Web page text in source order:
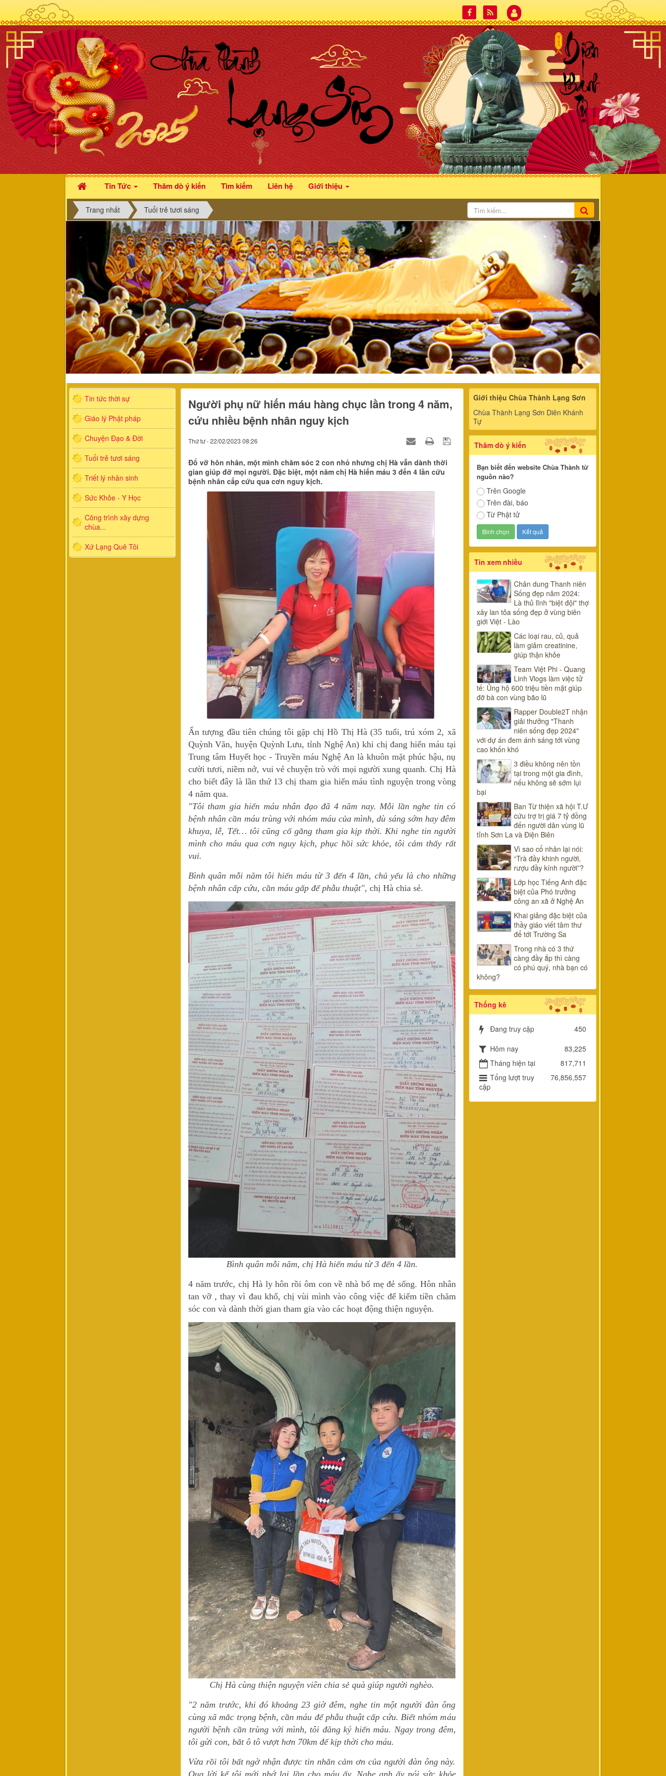
Tin Tức Thăm dò ý kiến Tìm kiếm Liên hệ Giới thiệu
Trang nhất Tuổi trẻ tươi sáng
Người phụ nữ hiến máu hàng chục lần trong 4 năm,
cứu nhiều bệnh nhân nguy kịch
Thứ tư - 22/02/2023 08:26
Đổ vỡ hôn nhân, một mình chăm sóc 2 con nhỏ nhưng chị Hà vẫn dành thời
gian giúp đỡ mọi người. Đặc biệt, một năm chị Hà hiến máu 3 đến 4 lần cứu
bệnh nhân cấp cứu qua cơn nguy kịch.
Ấn tượng đầu tiên chúng tôi gặp chị Hồ Thị Hà (35 tuổi, trú xóm 2, xã
Quỳnh Văn, huyện Quỳnh Lưu, tỉnh Nghệ An) khi chị đang hiến máu tại
Trung tâm Huyết học - Truyền máu Nghệ An là khuôn mặt phúc hậu, nụ
cười tươi, niềm nở, vui vẻ chuyện trò với mọi người xung quanh. Chị Hà
cho biết đây là lần thứ 13 chị tham gia hiến máu tình nguyện trong vòng
4 năm qua.
"Tôi tham gia hiến máu nhân đạo đã 4 năm nay. Mỗi lần nghe tin có
bệnh nhân cần máu trùng với nhóm máu của mình, dù sáng sớm hay đêm
khuya, lễ, Tết… tôi cũng cố gắng tham gia kịp thời. Khi nghe tin người
mình cho máu qua cơn nguy kịch, phục hồi sức khỏe, tôi cảm thấy rất
vui.
Bình quân mỗi năm tôi hiến máu từ 3 đến 4 lần, chủ yếu là cho những
bệnh nhân cấp cứu, cần máu gấp để phẫu thuật", chị Hà chia sẻ.
Bình quân mỗi năm, chị Hà hiến máu từ 3 đến 4 lần.
4 năm trước, chị Hà ly hôn rồi ôm con về nhà bố mẹ đẻ sống. Hôn nhân
tan vỡ , thay vì đau khổ, chị vùi mình vào công việc để kiếm tiền chăm
sóc con và dành thời gian tham gia vào các hoạt động thiện nguyện.
Chị Hà cùng thiện nguyện viên chia sẻ quà giúp người nghèo.
"2 năm trước, khi đó khoảng 23 giờ đêm, nghe tin một người đàn ông
cùng xã mắc trọng bệnh, cần máu để phẫu thuật cấp cứu. Biết nhóm máu
người bệnh cần trùng với mình, tôi đăng ký hiến máu. Ngay trong đêm,
tôi gửi con, bắt ô tô vượt hơn 70km để kịp thời cho máu.
Vừa rồi tôi bất ngờ nhận được tin nhắn cảm ơn của người đàn ông này.
Giới thiệu Chùa Thành Lạng Sơn
Chùa Thành Lạng Sơn Diên Khánh
Tự
Thăm dò ý kiến
Bạn biết đến website Chùa Thành từ
nguồn nào?
Trên Google
Trên đài, báo
Từ Phật tử
Tin xem nhiều
Chân dung Thanh niên
Sống đẹp năm 2024:
Là thủ lĩnh "biệt đội" thợ
xây lan tỏa sống đẹp ở vùng biên
giới Việt - Lào
Các loại rau, củ, quả
làm giảm creatinine,
giúp thận khỏe
Team Việt Phi - Quang
Linh Vlogs làm việc tử
tế: Ủng hộ 600 triệu tiền mặt giúp
đỡ bà con vùng bão lũ
Rapper Double2T nhận
giải thưởng "Thanh
niên sống đẹp 2024"
với dự án đem ánh sáng tới vùng
cao khốn khó
3 điều không nên tồn
tại trong một gia đình,
nếu không sẽ sớm lụi
bại
Ban Từ thiện xã hội T.Ư
cứu trợ trị giá 7 tỷ đồng
đến người dân vùng lũ
tỉnh Sơn La và Điện Biên
Vì sao cổ nhân lại nói:
“Trà đầy khinh người,
rượu đầy kính người”?
Lớp học Tiếng Anh đặc
biệt của Phó trưởng
công an xã ở Nghệ An
Khai giảng đặc biệt của
thầy giáo viết tâm thư
để tới Trường Sa
Trong nhà có 3 thứ
càng đầy ắp thì càng
có phú quý, nhà bạn có
không?
Thống kê
Đang truy cập
450
Hôm nay
83,225
Tháng hiện tại
817,711
Tổng lượt truy
cập
76,856,557
Tin tức thời sự
Giáo lý Phật pháp
Chuyện Đạo & Đời
Tuổi trẻ tươi sáng
Triết lý nhân sinh
Sức Khỏe - Y Học
Công trình xây dựng
chùa...
Xứ Lạng Quê Tôi